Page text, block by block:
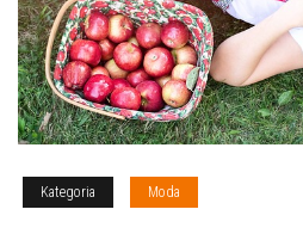
Kategoria Moda